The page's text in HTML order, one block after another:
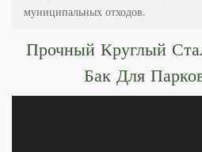
муниципальных отходов.
Прочный Круглый
Бак Для